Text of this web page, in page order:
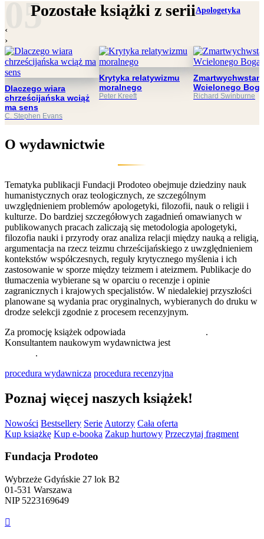
Pozostałe książki z seriiApologetyka
‹
›
Dlaczego wiara
chrześcijańska wciąż
ma sens
C. Stephen Evans
Krytyka relatywizmu
moralnego
Peter Kreeft
Wcielonego Boga
Richard Swinburne
O wydawnictwie
Tematyka publikacji Fundacji Prodoteo obejmuje dziedziny nauk
humanistycznych oraz teologicznych, ze szczególnym
uwzględnieniem problemów apologetyki, filozofii, nauk o religii i
kulturze. Do bardziej szczegółowych zagadnień omawianych w
publikowanych pracach zaliczają się metodologia apologetyki,
filozofia nauki i przyrody oraz analiza relacji między nauką a religią,
argumentacja na rzecz teizmu chrześcijańskiego z uwzględnieniem
kontekstów współczesnych, reguły krytycznego myślenia i ich
zastosowanie w sporze między teizmem i ateizmem. Publikacje do
tłumaczenia wybierane są w oparciu o recenzje i opinie
zagranicznych i krajowych specjalistów. W niedalekiej przyszłości
planowane są wydania prac oryginalnych, wybieranych do druku w
drodze selekcji zgodnie z procesem recenzyjnym.
Za promocję książek odpowiada
.
Konsultantem naukowym wydawnictwa jest
.
procedura wydawnicza procedura recenzyjna
Poznaj więcej naszych książek!
Nowości Bestsellery Serie Autorzy Cała oferta
Kup książkę Kup e-booka Zakup hurtowy Przeczytaj fragment
Fundacja Prodoteo
Wybrzeże Gdyńskie 27 lok B2
01-531 Warszawa
NIP 5223169649
